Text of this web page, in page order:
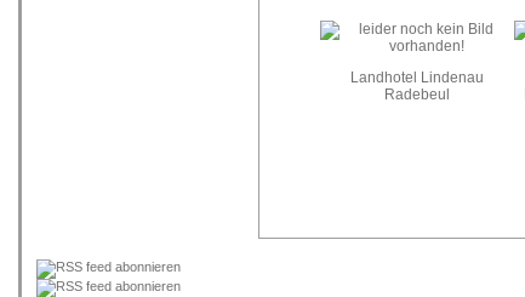
Landhotel Lindenau
Radebeul